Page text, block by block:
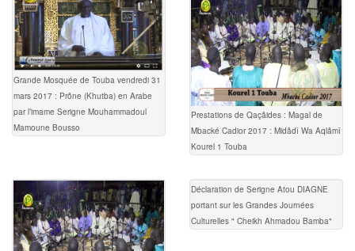
Grande Mosquée de Touba vendredi 31
mars 2017 : Prône (Khutba) en Arabe
par l’imame Serigne Mouhammadoul
Mamoune Bousso
Prestations de Qaçâides : Magal de
Mbacké Cadior 2017 : Midâdî Wa Aqlâmî
Kourel 1 Touba
Déclaration de Serigne Atou DIAGNE
portant sur les Grandes Journées
Culturelles " Cheikh Ahmadou Bamba"